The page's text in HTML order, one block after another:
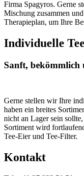
Firma Spagyros. Gerne
Mischung zusammen
Therapieplan, um Ihre
Individuelle
Sanft, bekömmlich
Gerne stellen wir Ihre
haben ein breites
nicht an Lager sein
Sortiment wird
Tee-Eier und Tee-Filter.
Kontakt